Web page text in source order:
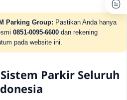
Parking Group: Pastikan Anda hanya
0851-0095-6600 dan rekening
pada website ini.
Parkir Seluruh